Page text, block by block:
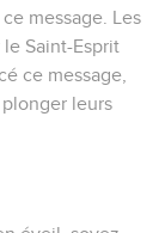
message. Les
Saint-Esprit
ce message,
leurs